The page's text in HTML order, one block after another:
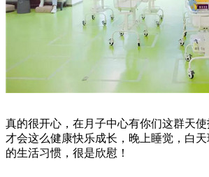
真的很开心，在月子中心有你们这群天
才会这么健康快乐成长，晚上睡觉，白
的生活习惯，很是欣慰！